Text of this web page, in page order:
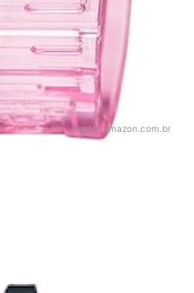
Fonte:amazon.com.br